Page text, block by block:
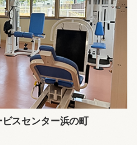
スセンター浜の町